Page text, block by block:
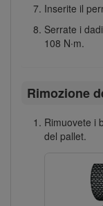
Inserite il
Serrate i
108 N∙m.
Rimozione
Rimuovete i
del pallet.